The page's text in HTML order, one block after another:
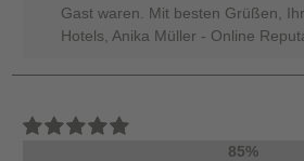
Gast waren. Mit besten Grüßen,
Hotels, Anika Müller - Online
85%